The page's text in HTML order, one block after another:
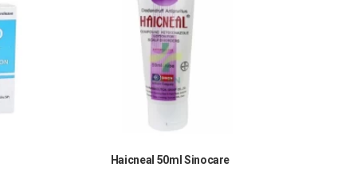
Haicneal 50ml Sinocare